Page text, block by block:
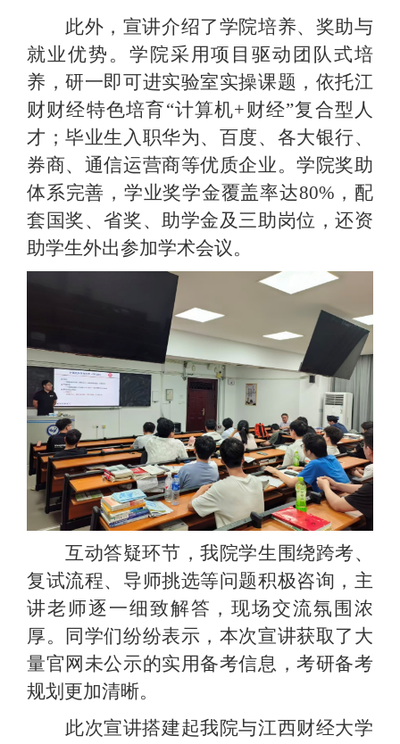
此外，宣讲介绍了学院培养、奖助与
就业优势。学院采用项目驱动团队式培
养，研一即可进实验室实操课题，依托江
财财经特色培育“计算机+财经”复合型人
才 ； 毕业生入职华为、百度、各大银行、
券商、通信运营商等优质企业。学院奖助
体系完善，学业奖学金覆盖率达80%，配
套国奖、省奖、助学金及三助岗位，还资
助学生外出参加学术会议。
互动答疑环节，我院学生围绕跨考、
复试流程、导师挑选等问题积极咨询，主
讲老师逐一细致解答，现场交流氛围浓
厚。同学们纷纷表示，本次宣讲获取了大
量官网未公示的实用备考信息，考研备考
规划更加清晰。
此次宣讲搭建起我院与江西财经大学